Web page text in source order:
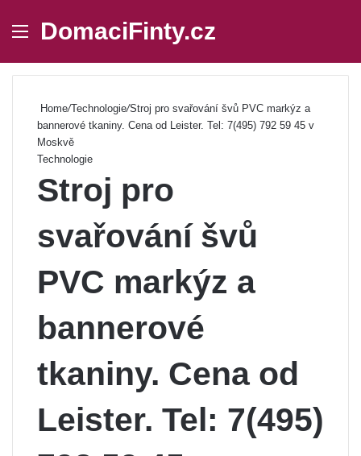
Menu
DomaciFinty.cz
Home/Technologie/Stroj pro svařování švů PVC markýz a
bannerové tkaniny. Cena od Leister. Tel: 7(495) 792 59 45 v
Moskvě
Technologie
Stroj pro
svařování švů
PVC markýz a
bannerové
tkaniny. Cena od
Leister. Tel: 7(495)